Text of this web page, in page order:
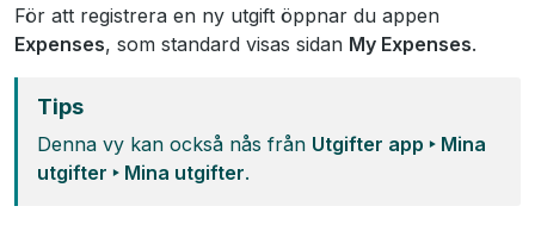
För att registrera en ny utgift öppnar du appen
Expenses, som standard visas sidan My Expenses.
Tips
Denna vy kan också nås från Utgifter app ‣ Mina
utgifter ‣ Mina utgifter.